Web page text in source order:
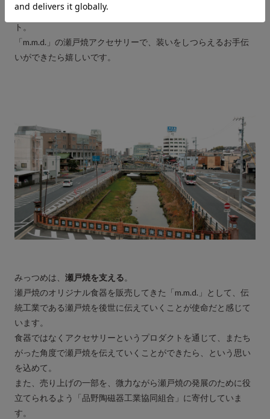
すんなりなじんでくれます。軽くて丈夫なのも嬉しいポイン
ト。
「m.m.d.」の瀬戸焼アクセサリーで、装いをしつらえるお手伝
いができたら嬉しいです。
みっつめは、 瀬戸焼を支える。
瀬戸焼のオリジナル食器を販売してきた「m.m.d.」として、伝
統工業である瀬戸焼を後世に伝えていくことが使命だと感じて
います。
食器ではなくアクセサリーというプロダクトを通じて、またち
がった角度で瀬戸焼を伝えていくことができたら、という思い
を込めて。
また、売り上げの一部を、微力ながら瀬戸焼の発展のために役
立てられるよう「品野陶磁器工業協同組合」に寄付していま
す。